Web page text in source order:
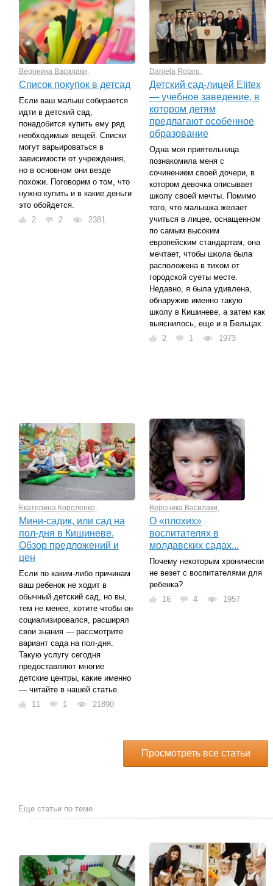
Вероника Василаки
Список покупок в детсад
Если ваш малыш собирается
идти в детский сад,
понадобится купить ему ряд
необходимых вещей. Списки
могут варьироваться в
зависимости от учреждения,
но в основном они везде
похожи. Поговорим о том, что
нужно купить и в какие деньги
это обойдется.
2
2 2381
Daniela Rotaru
Детский сад-лицей Elitex
— учебное заведение, в
котором детям
предлагают особенное
образование
Одна моя приятельница
познакомила меня с
сочинением своей дочери, в
котором девочка описывает
школу своей мечты. Помимо
того, что малышка желает
учиться в лицее, оснащенном
по самым высоким
европейским стандартам, она
мечтает, чтобы школа была
расположена в тихом от
городской суеты месте.
Недавно, я была удивлена,
обнаружив именно такую
школу в Кишиневе, а затем как
выяснилось, еще и в Бельцах.
2
1 1973
Екатерина Короленко
Мини-садик, или сад на
пол-дня в Кишиневе.
Обзор предложений и
цен
Если по каким-либо причинам
ваш ребенок не ходит в
обычный детский сад, но вы,
тем не менее, хотите чтобы он
социализировался, расширял
свои знания — рассмотрите
вариант сада на пол-дня.
Такую услугу сегодня
предоставляют многие
детские центры, какие именно
— читайте в нашей статье.
11
1 21890
Вероника Василаки
О «плохих»
воспитателях в
молдавских садах...
Почему некоторым хронически
не везет с воспитателями для
ребенка?
16
4 1957
Просмотреть все статьи
Еще статьи по теме